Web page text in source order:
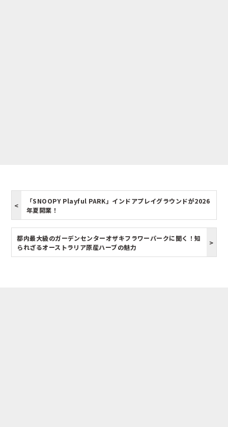
「SNOOPY Playful PARK」インドアプレイグラウンドが2026
年夏開業！
都内最大級のガーデンセンターオザキフラワーパークに聞く！知
られざるオーストラリア原産ハーブの魅力